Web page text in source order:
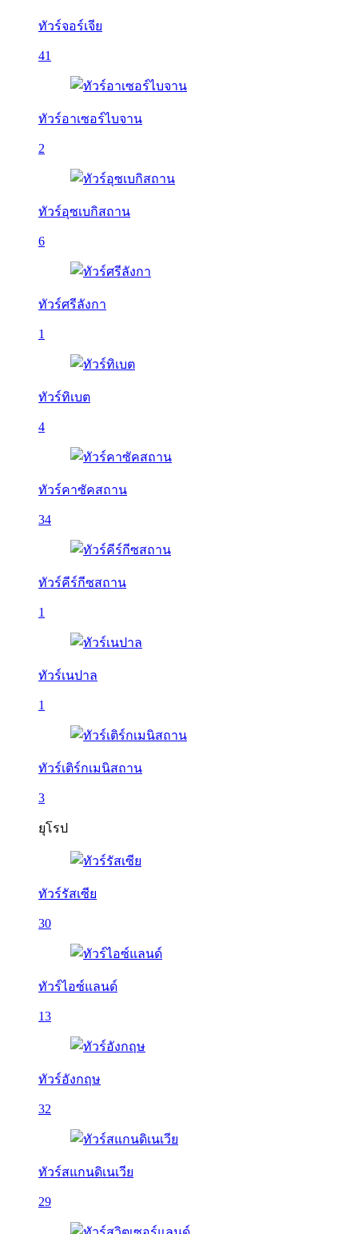
ทัวร์จอร์เจีย
41
ทัวร์อาเซอร์ไบจาน
2
ทัวร์อุซเบกิสถาน
6
ทัวร์ศรีลังกา
1
ทัวร์ทิเบต
4
ทัวร์คาซัคสถาน
34
ทัวร์คีร์กีซสถาน
1
ทัวร์เนปาล
1
ทัวร์เติร์กเมนิสถาน
3
ยุโรป
ทัวร์รัสเซีย
30
ทัวร์ไอซ์แลนด์
13
ทัวร์อังกฤษ
32
ทัวร์สแกนดิเนเวีย
29